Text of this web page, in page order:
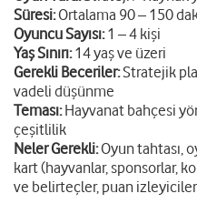
Süresi:Ortalama 90 – 150
Oyuncu Sayısı:1 – 4 kişi
Yaş Sınırı:14 yaş ve üzeri
Gerekli Beceriler:Stratejik
vadeli düşünme
Teması:Hayvanat bahçesi
çeşitlilik
Neler Gerekli:Oyun tahtası,
kart (hayvanlar, sponsorlar,
ve belirteçler, puan